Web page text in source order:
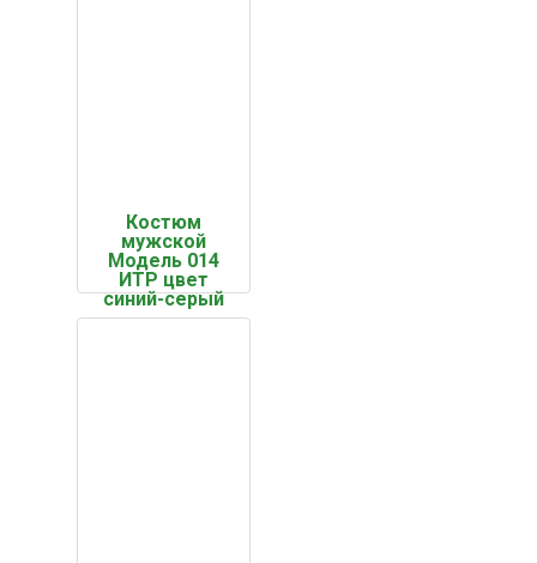
Костюм
мужской
Модель 014
ИТР цвет
синий-серый